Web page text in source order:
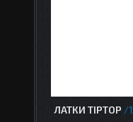
ЛАТКИ TIPTOP